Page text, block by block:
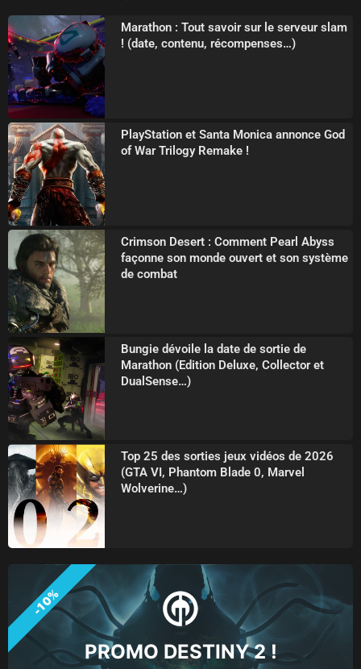
Marathon : Tout savoir sur le serveur slam
! (date, contenu, récompenses…)
PlayStation et Santa Monica annonce God
of War Trilogy Remake !
Crimson Desert : Comment Pearl Abyss
façonne son monde ouvert et son système
de combat
Bungie dévoile la date de sortie de
Marathon (Edition Deluxe, Collector et
DualSense…)
Top 25 des sorties jeux vidéos de 2026
(GTA VI, Phantom Blade 0, Marvel
Wolverine…)
PROMO DESTINY 2 !
-10%